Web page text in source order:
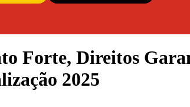
Forte, Direitos
2025